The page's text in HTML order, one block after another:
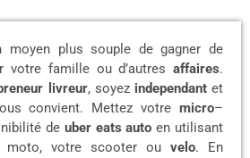
moyen plus souple de gagner de
votre famille ou d’autres affaires.
livreur, soyez independantet
convient. Mettez votre micro–
de uber eats auto en utilisant
moto, votre scooter ou velo. En